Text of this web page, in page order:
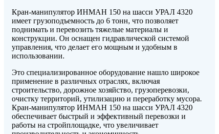
Кран-манипулятор ИНМАН 150 на шасси УРАЛ 4320
имеет грузоподъемность до 6 тонн, что позволяет
поднимать и перевозить тяжелые материалы и
конструкции. Он оснащен гидравлической системой
управления, что делает его мощным и удобным в
использовании.
Это специализированное оборудование нашло широкое
применение в различных отраслях, включая
строительство, дорожное хозяйство, грузоперевозки,
очистку территорий, утилизацию и переработку мусора.
Кран-манипулятор ИНМАН 150 на шасси УРАЛ 4320
обеспечивает быстрый и эффективный перевозки и
работы на стройплощадке, что увеличивает